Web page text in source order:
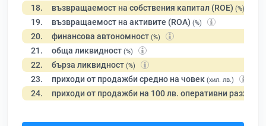
18. възвращаемост на собствения капитал (ROE) (%)
19. възвращаемост на активите (ROA) (%)
20. финансова автономност (%)
21. обща ликвидност (%)
22. бърза ликвидност (%)
23. приходи от продажби средно на човек (хил. лв.)
24. приходи от продажби на 100 лв. оперативни разходи